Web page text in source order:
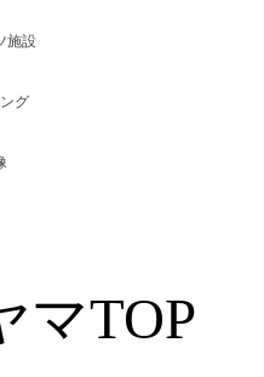
マTOP
施設
グ